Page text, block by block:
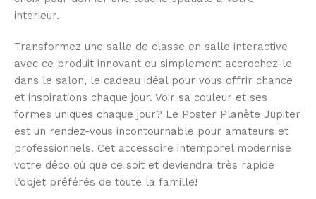
intérieur.
Transformez une salle de classe en salle interactive
avec ce produit innovant ou simplement accrochez-le
dans le salon, le cadeau idéal pour vous offrir chance
et inspirations chaque jour. Voir sa couleur et ses
formes uniques chaque jour? Le Poster Planète Jupiter
est un rendez-vous incontournable pour amateurs et
professionnels. Cet accessoire intemporel modernise
votre déco où que ce soit et deviendra très rapide
l’objet préférés de toute la famille!